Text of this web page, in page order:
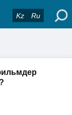
Kz Ru